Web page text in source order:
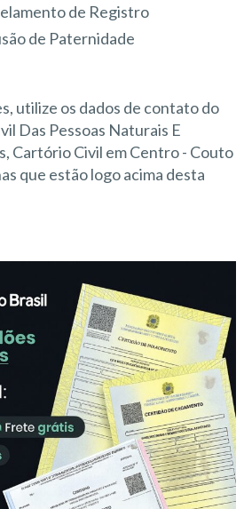
de Registro
de Paternidade
utilize os dados de contato do
Das Pessoas Naturais E
Cartório Civil em Centro - Couto
que estão logo acima desta